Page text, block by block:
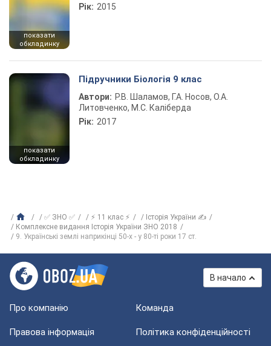
показати
обкладинку
Рік: 2015
показати
обкладинку
Підручники Біологія 9 клас
Автори: Р.В. Шаламов, Г.А. Носов, О.А.
Литовченко, М.С. Каліберда
Рік: 2017
✅ ЗНО ✅ ⚡ 11 клас ⚡
Історія України ✍
Комплексне видання Історія України ЗНО 2018
9. Українські землі наприкінці 50-х - у 80-ті роки 17 ст.
В начало
Про компанію Команда
Правова інформація Політика конфіденційності